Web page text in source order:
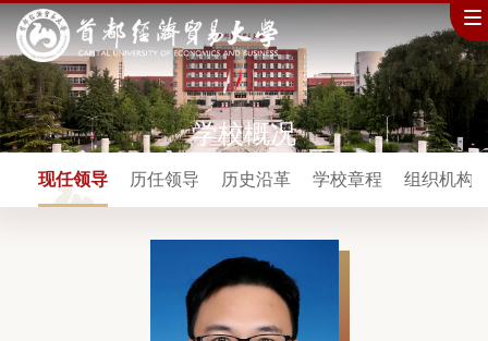
学校概况
现任领导 历任领导 历史沿革 学校章程 组织机构